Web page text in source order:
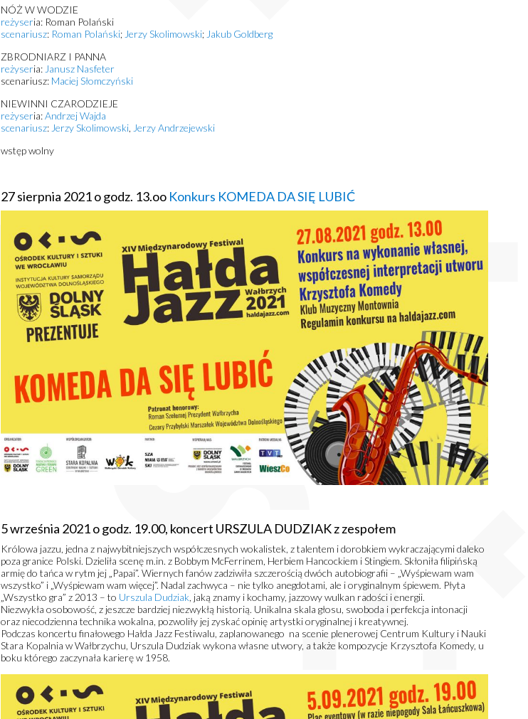
NÓŻ W WODZIE
reżyseria: Roman Polański
scenariusz: Roman Polański; Jerzy Skolimowski; Jakub Goldberg
ZBRODNIARZ I PANNA
reżyseria: Janusz Nasfeter
scenariusz: Maciej Słomczyński
NIEWINNI CZARODZIEJE
reżyseria:Andrzej Wajda
scenariusz: Jerzy Skolimowski, Jerzy Andrzejewski
wstęp wolny
27 sierpnia 2021 o godz. 13.oo Konkurs KOMEDA DA SIĘ LUBIĆ
5 września 2021 o godz. 19.00, koncert URSZULA DUDZIAK z zespołem
Królowa jazzu, jedna z najwybitniejszych współczesnych wokalistek, z talentem i dorobkiem wykraczającymi daleko
poza granice Polski. Dzieliła scenę m.in. z Bobbym McFerrinem, Herbiem Hancockiem i Stingiem. Skłoniła filipińską
armię do tańca w rytm jej „Papai”. Wiernych fanów zadziwiła szczerością dwóch autobiografii – „Wyśpiewam wam
wszystko” i „Wyśpiewam wam więcej”. Nadal zachwyca – nie tylko anegdotami, ale i oryginalnym śpiewem. Płyta
„Wszystko gra” z 2013 – to Urszula Dudziak, jaką znamy i kochamy, jazzowy wulkan radości i energii.
Niezwykła osobowość, z jeszcze bardziej niezwykłą historią. Unikalna skala głosu, swoboda i perfekcja intonacji
oraz niecodzienna technika wokalna, pozwoliły jej zyskać opinię artystki oryginalnej i kreatywnej.
Podczas koncertu finałowego Hałda Jazz Festiwalu, zaplanowanego na scenie plenerowej Centrum Kultury i Nauki
Stara Kopalnia w Wałbrzychu, Urszula Dudziak wykona własne utwory, a także kompozycje Krzysztofa Komedy, u
boku którego zaczynała karierę w 1958.